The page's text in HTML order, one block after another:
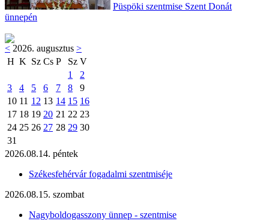
Püspöki szentmise Szent Donát
ünnepén
< 2026. augusztus >
H K Sz Cs P Sz V
1
2
3
4 5 6 7 8
9
10 11 12 13 14 15 16
17 18 19 20 21 22 23
24 25 26 27 28 29 30
31
2026.08.14. péntek
Székesfehérvár fogadalmi szentmiséje
2026.08.15. szombat
Nagyboldogasszony ünnep - szentmise